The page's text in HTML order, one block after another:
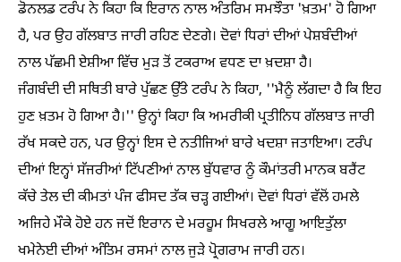
ਡੋਨਲਡ ਟਰੰਪ ਨੇ ਕਿਹਾ ਕਿ ਇਰਾਨ ਨਾਲ ਅੰਤਰਿਮ ਸਮਝੌਤਾ 'ਖ਼ਤਮ' ਹੋ ਗਿਆ
ਹੈ, ਪਰ ਉਹ ਗੱਲਬਾਤ ਜਾਰੀ ਰਹਿਣ ਦੇਣਗੇ। ਦੋਵਾਂ ਧਿਰਾਂ ਦੀਆਂ ਪੇਸ਼ਬੰਦੀਆਂ
ਨਾਲ ਪੱਛਮੀ ਏਸ਼ੀਆ ਵਿੱਚ ਮੁੜ ਤੋਂ ਟਕਰਾਅ ਵਧਣ ਦਾ ਖ਼ਦਸ਼ਾ ਹੈ।
ਜੰਗਬੰਦੀ ਦੀ ਸਥਿਤੀ ਬਾਰੇ ਪੁੱਛਣ ਉੱਤੇ ਟਰੰਪ ਨੇ ਕਿਹਾ, ''ਮੈਨੂੰ ਲੱਗਦਾ ਹੈ ਕਿ ਇਹ
ਹੁਣ ਖ਼ਤਮ ਹੋ ਗਿਆ ਹੈ।'' ਉਨ੍ਹਾਂ ਕਿਹਾ ਕਿ ਅਮਰੀਕੀ ਪ੍ਰਤੀਨਿਧ ਗੱਲਬਾਤ ਜਾਰੀ
ਰੱਖ ਸਕਦੇ ਹਨ, ਪਰ ਉਨ੍ਹਾਂ ਇਸ ਦੇ ਨਤੀਜਿਆਂ ਬਾਰੇ ਖਦਸ਼ਾ ਜਤਾਇਆ। ਟਰੰਪ
ਦੀਆਂ ਇਨ੍ਹਾਂ ਸੱਜਰੀਆਂ ਟਿੱਪਣੀਆਂ ਨਾਲ ਬੁੱਧਵਾਰ ਨੂੰ ਕੌਮਾਂਤਰੀ ਮਾਨਕ ਬਰੈਂਟ
ਕੱਚੇ ਤੇਲ ਦੀ ਕੀਮਤਾਂ ਪੰਜ ਫੀਸਦ ਤੱਕ ਚੜ੍ਹ ਗਈਆਂ। ਦੋਵਾਂ ਧਿਰਾਂ ਵੱਲੋਂ ਹਮਲੇ
ਅਜਿਹੇ ਮੌਕੇ ਹੋਏ ਹਨ ਜਦੋਂ ਇਰਾਨ ਦੇ ਮਰਹੂਮ ਸਿਖਰਲੇ ਆਗੂ ਆਇਤੁੱਲਾ
ਖਮੇਨੇਈ ਦੀਆਂ ਅੰਤਿਮ ਰਸਮਾਂ ਨਾਲ ਜੁੜੇ ਪ੍ਰੋਗਰਾਮ ਜਾਰੀ ਹਨ।